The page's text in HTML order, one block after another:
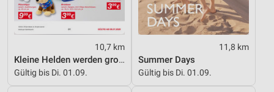
10,7 km
Kleine Helden werden gross
Gültig bis Di. 01.09.
11,8 km
Summer Days
Gültig bis Di. 01.09.